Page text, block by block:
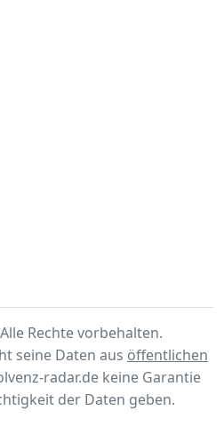
Rechte vorbehalten.
seine Daten aus öffentlichen
radar.de keine Garantie
der Daten geben.